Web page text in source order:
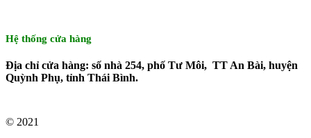
Hệ thống cửa hàng
Địa chỉ cửa hàng: số nhà 254, phố Tư Môi, TT An Bài, huyện
Quỳnh Phụ, tỉnh Thái Bình.
© 2021